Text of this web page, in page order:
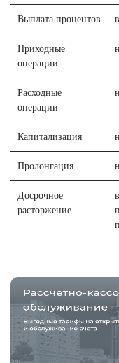
Выплата процентов
Приходные
операции
Расходные
операции
Капитализация
Пролонгация
Досрочное
расторжение